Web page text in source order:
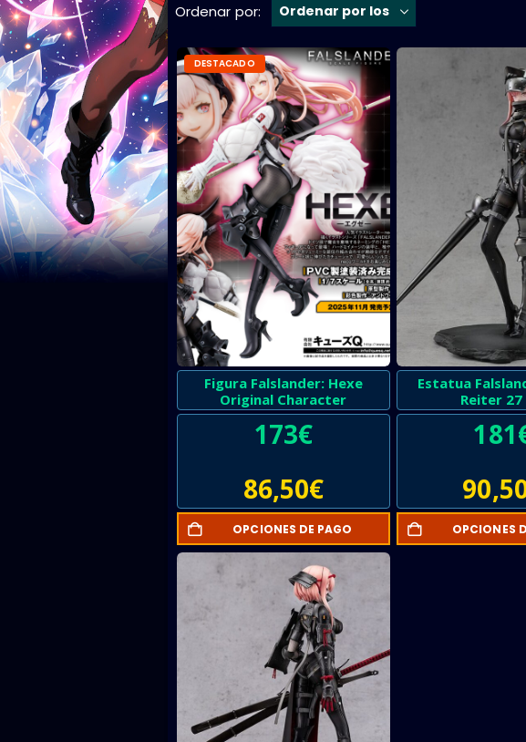
Ordenar por:
DESTACADO
Figura Falslander: Hexe
Original Character
173€
86,50€
OPCIONES DE PAGO
Estatua
Reiter 27
181
OPCIONES